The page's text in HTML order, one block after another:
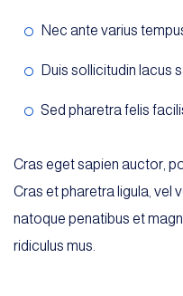
Nec ante varius
Duis sollicitudin lacus
Sed pharetra felis
Cras eget sapien auctor,
Cras et pharetra ligula, vel
natoque penatibus et
ridiculus mus.